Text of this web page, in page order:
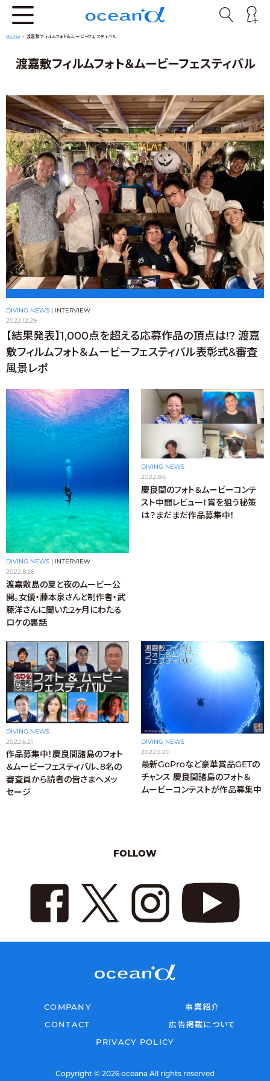
Home > 渡嘉敷フィルムフォト＆ムービーフェスティバル
渡嘉敷フィルムフォト＆ムービーフェスティバル
DIVING NEWS | INTERVIEW
2022.12.29
【結果発表】1,000点を超える応募作品の頂点は!? 渡嘉
敷フィルムフォト＆ムービーフェスティバル表彰式&審査
風景レポ
DIVING NEWS
INTERVIEW
2022.8.26
渡嘉敷島の夏と夜のムービー公
開。女優・藤本泉さんと制作者・武
藤洋さんに聞いた2ヶ月にわたる
ロケの裏話
DIVING NEWS
2022.8.6
慶良間のフォト＆ムービーコンテ
スト中間レビュー！賞を狙う秘策
は？まだまだ作品募集中！
DIVING NEWS
2022.6.21
作品募集中！慶良間諸島のフォト
＆ムービーフェスティバル、8名の
審査員から読者の皆さまへメッ
セージ
DIVING NEWS
2022.5.20
最新GoProなど豪華賞品GETの
チャンス 慶良間諸島のフォト＆
ムービーコンテストが作品募集中
FOLLOW
COMPANY
事業紹介
CONTACT
広告掲載について
PRIVACY POLICY
Copyright © 2026 oceana All rights reserved